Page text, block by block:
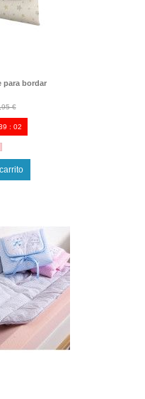
para bordar
€
:00